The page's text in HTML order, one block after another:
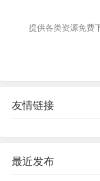
提供各类资源免费
友情链接
最近发布